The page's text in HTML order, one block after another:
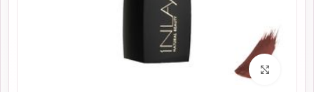
برای بزرگنمایی کلیک کنید